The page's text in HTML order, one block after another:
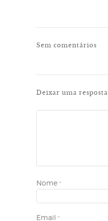
Sem comentários
Deixar uma resposta
Nome *
Email *